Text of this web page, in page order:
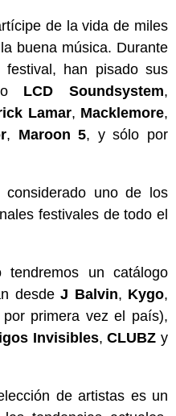
de la vida de miles
buena música. Durante
han pisado sus
LCD Soundsystem,
Lamar, Macklemore,
, Maroon 5, y sólo por
uno de los
festivales de todo el
tendremos un catálogo
desde J Balvin, Kygo,
primera vez el país),
Invisibles,CLUBZ y
de artistas es un